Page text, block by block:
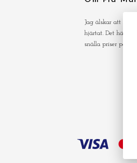
Jag älskar att
hjärtat. Det här är
snälla priser på